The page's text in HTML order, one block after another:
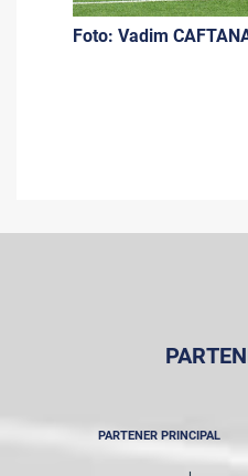
Foto: Vadim
PARTENER PRINCIPAL